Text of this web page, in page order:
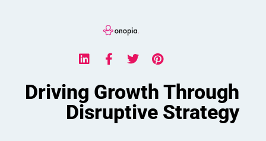
Driving Growth Through
Disruptive Strategy